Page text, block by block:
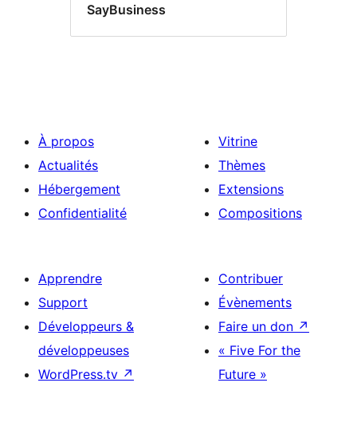
SayBusiness
À propos
Actualités
Hébergement
Confidentialité
Vitrine
Thèmes
Extensions
Compositions
Apprendre
Support
Développeurs &
développeuses
WordPress.tv ↗
Contribuer
Évènements
Faire un don ↗
« Five For the
Future »